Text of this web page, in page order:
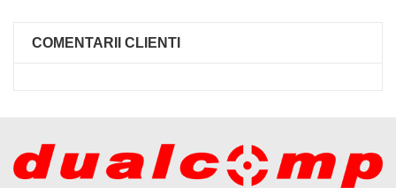
COMENTARII CLIENTI